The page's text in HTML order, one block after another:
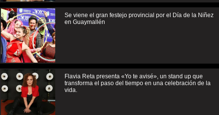
Se viene el gran festejo provincial por el Día de la Niñez
en Guaymallén
Flavia Reta presenta «Yo te avisé», un stand up que
transforma el paso del tiempo en una celebración de la
vida.